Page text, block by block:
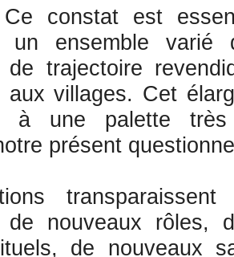
Ce constat est
un ensemble
de trajectoire
villages. Cet
à une palette très
présent
nouveaux rôles,
de nouveaux